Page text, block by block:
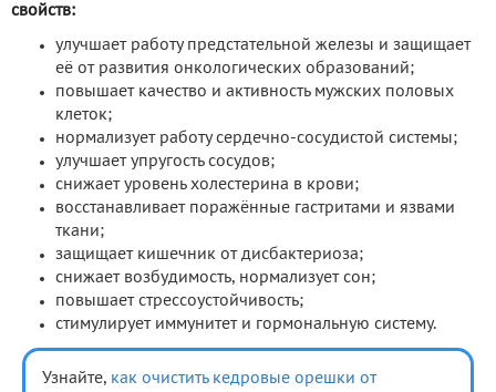
свойств:
улучшает работу предстательной железы и защищает
её от развития онкологических образований;
повышает качество и активность мужских половых
клеток;
нормализует работу сердечно-сосудистой системы;
улучшает упругость сосудов;
снижает уровень холестерина в крови;
восстанавливает поражённые гастритами и язвами
ткани;
защищает кишечник от дисбактериоза;
снижает возбудимость, нормализует сон;
повышает стрессоустойчивость;
стимулирует иммунитет и гормональную систему.
Узнайте, как очистить кедровые орешки от